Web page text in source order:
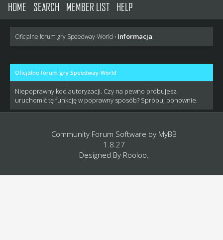
HOME SEARCH MEMBER LIST HELP
Oficjalne forum gry Speedway-World › Informacja
Oficjalne forum gry Speedway-World
Niepoprawny kod autoryzacji. Czy na pewno próbujesz
uruchomić tę funkcję w poprawny sposób? Spróbuj ponownie.
Community Forum Software by MyBB
1.8.27
Designed By Rooloo.